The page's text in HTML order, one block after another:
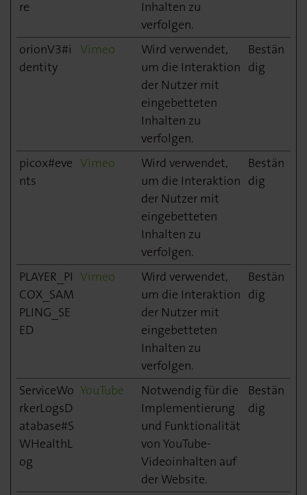
re
Inhalten zu
verfolgen.
orionV3#i
dentity
Vimeo
Wird verwendet,
um die Interaktion
der Nutzer mit
eingebetteten
Inhalten zu
verfolgen.
Bestän
dig
picox#eve
nts
Vimeo
Wird verwendet,
um die Interaktion
der Nutzer mit
eingebetteten
Inhalten zu
verfolgen.
Bestän
dig
PLAYER_PI
COX_SAM
PLING_SE
ED
Vimeo
Wird verwendet,
um die Interaktion
der Nutzer mit
eingebetteten
Inhalten zu
verfolgen.
Bestän
dig
ServiceWo
rkerLogsD
atabase#S
WHealthL
og
YouTube
Notwendig für die
Implementierung
und Funktionalität
von YouTube-
Videoinhalten auf
der Website.
Bestän
dig